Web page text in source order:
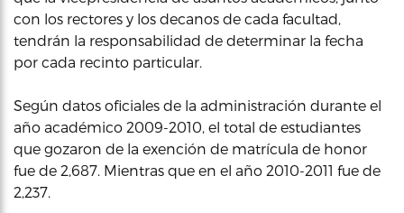
con los rectores y los decanos de cada facultad,
tendrán la responsabilidad de determinar la fecha
por cada recinto particular.
Según datos oficiales de la administración durante el
año académico 2009-2010, el total de estudiantes
que gozaron de la exención de matrícula de honor
fue de 2,687. Mientras que en el año 2010-2011 fue de
2,237.